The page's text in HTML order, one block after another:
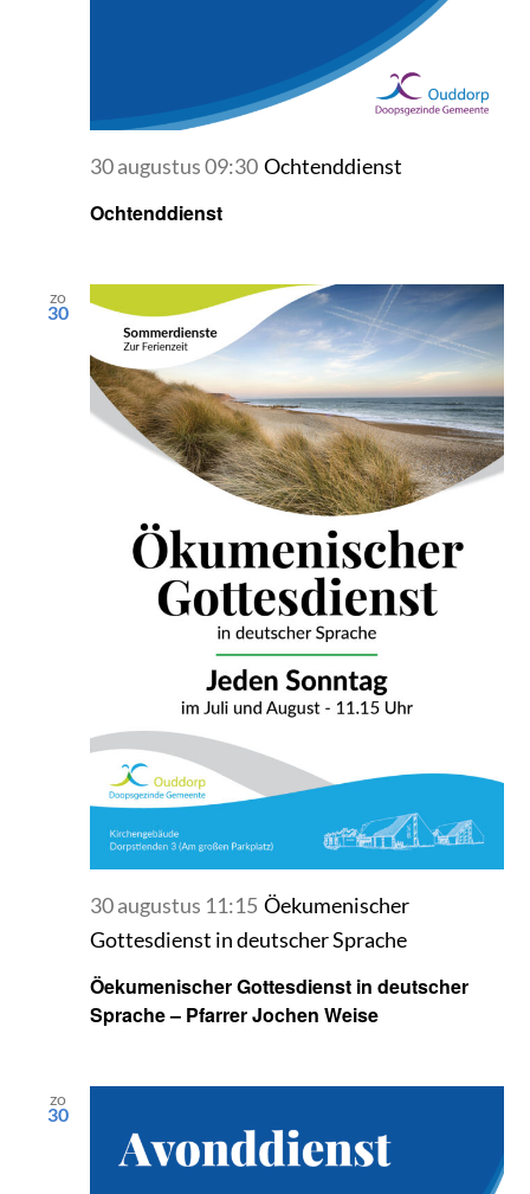
Ochtenddienst
30 augustus 09:30 Ochtenddienst
zo
30
Öekumenischer Gottesdienst in deutscher
Sprache – Pfarrer Jochen Weise
30 augustus 11:15 Öekumenischer
Gottesdienst in deutscher Sprache
zo
30